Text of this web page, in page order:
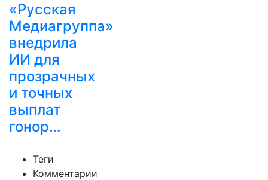
«Русская
Медиагруппа»
внедрила
ИИ для
прозрачных
и точных
выплат
гонор…
Теги
Комментарии